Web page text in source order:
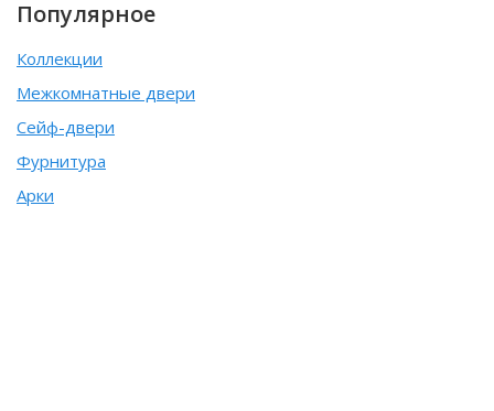
Популярное
Коллекции
Межкомнатные двери
Сейф-двери
Фурнитура
Арки